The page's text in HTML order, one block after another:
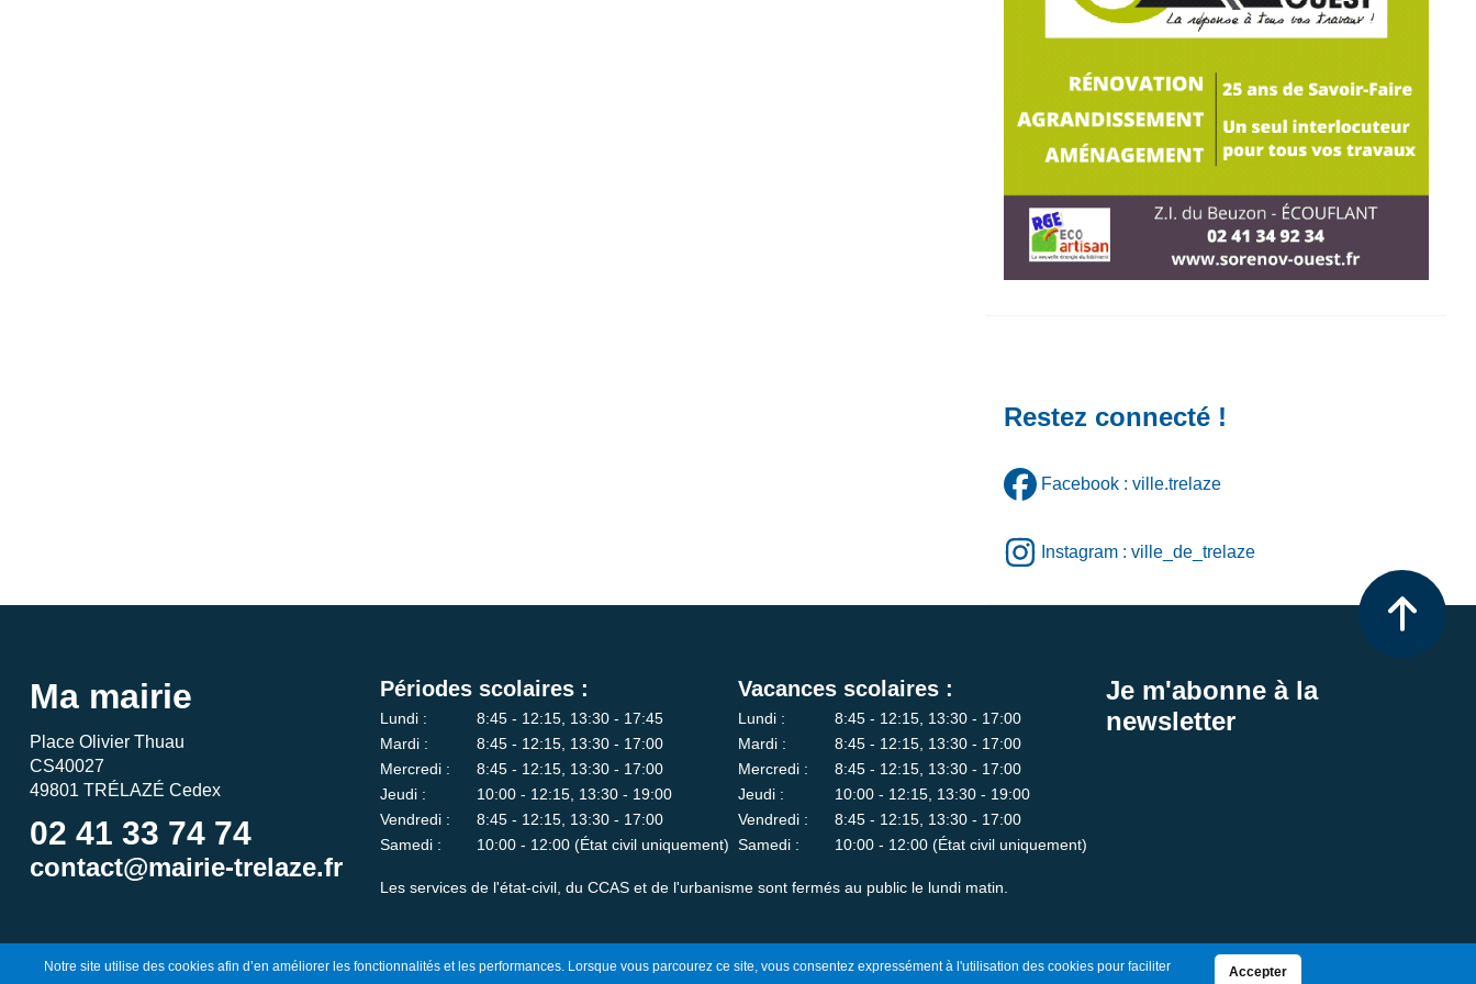
Restez connecté !
Facebook : ville.trelaze
Instagram : ville_de_trelaze
Ma mairie
Place Olivier Thuau
CS40027
49801 TRÉLAZÉ Cedex
02 41 33 74 74
contact@mairie-trelaze.fr
Périodes scolaires :
Lundi :
8:45 - 12:15, 13:30 - 17:45
Mardi :
8:45 - 12:15, 13:30 - 17:00
Mercredi :
8:45 - 12:15, 13:30 - 17:00
Jeudi :
10:00 - 12:15, 13:30 - 19:00
Vendredi :
8:45 - 12:15, 13:30 - 17:00
Samedi :
10:00 - 12:00 (État civil uniquement)
Vacances scolaires :
Lundi :
8:45 - 12:15, 13:30 - 17:00
Mardi :
8:45 - 12:15, 13:30 - 17:00
Mercredi :
8:45 - 12:15, 13:30 - 17:00
Jeudi :
10:00 - 12:15, 13:30 - 19:00
Vendredi :
8:45 - 12:15, 13:30 - 17:00
Samedi :
10:00 - 12:00 (État civil uniquement)
Les services de l'état-civil, du CCAS et de l'urbanisme sont fermés au public le lundi matin.
Je m'abonne à la
newsletter
Notre site utilise des cookies afin d’en améliorer les fonctionnalités et les performances. Lorsque vous parcourez ce site, vous consentez expressément à l'utilisation des cookies pour faciliter Accepter